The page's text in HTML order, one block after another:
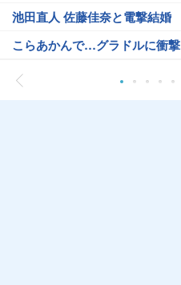
池田直人 佐藤佳奈と電撃結婚
こらあかんで…グラドルに衝撃